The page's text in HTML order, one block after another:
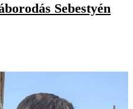
Sebestyén